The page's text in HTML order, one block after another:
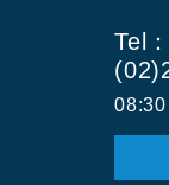
Tel：
08:30